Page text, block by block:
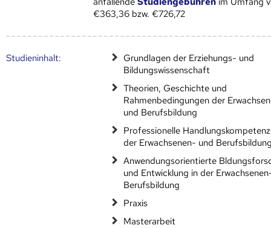
€363,36 bzw. €726,72
Studien­inhalt:
Grundlagen der Erziehungs- und
Bildungswissenschaft
Theorien, Geschichte und
Rahmenbedingungen der
und Berufsbildung
Professionelle
der Erwachsenen- und
Anwendungsorientierte
und Entwicklung in der
Berufsbildung
Praxis
Masterarbeit